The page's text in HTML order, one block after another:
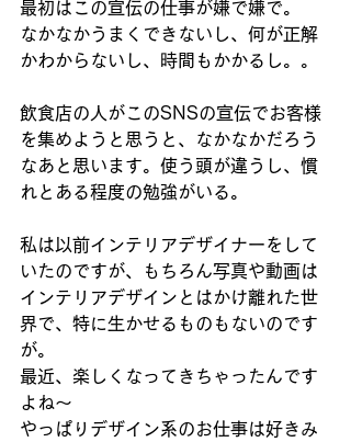
最初はこの宣伝の仕事が嫌で嫌で。
なかなかうまくできないし、何が正解
かわからないし、時間もかかるし。。
飲食店の人がこのSNSの宣伝でお客様
を集めようと思うと、なかなかだろう
なあと思います。使う頭が違うし、慣
れとある程度の勉強がいる。
私は以前インテリアデザイナーをして
いたのですが、もちろん写真や動画は
インテリアデザインとはかけ離れた世
界で、特に生かせるものもないのです
が。
最近、楽しくなってきちゃったんです
よね～
やっぱりデザイン系のお仕事は好きみ